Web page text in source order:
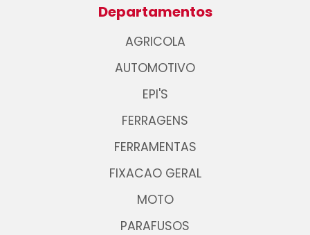
Departamentos
AGRICOLA
AUTOMOTIVO
EPI'S
FERRAGENS
FERRAMENTAS
FIXACAO GERAL
MOTO
PARAFUSOS